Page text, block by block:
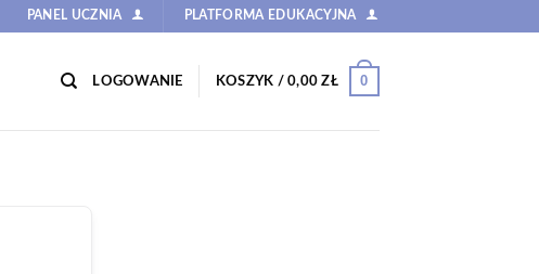
PANEL UCZNIA PLATFORMA EDUKACYJNA
LOGOWANIE KOSZYK /0,00ZŁ 0